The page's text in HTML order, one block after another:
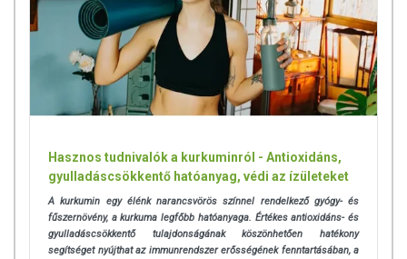
Célszerű ebéd és vacsora után fogyasztani.
A készítmény kúraszerű alkalmazása javallott.
MELLÉKHATÁSOK, ELLENJAVALLAT:
Ne alkalmazza hashajtó készítményekkel együtt, mert hasmenést,
kiszáradást és elektrolit egyensúlyhiányt okozhat.
Hasmenés és terhesség ideje alatt ne alkalmazza a készítményt.
Étrend kiegészítők szedése előtt konzultáljon háziorvosával!
Az étrend kiegészítők szedése nem helyettesíti a kiegyensúlyozott
étrendet!
ÖSSZETÉTEL
Hasznos tudnivalók a kurkuminról - Antioxidáns,
gyulladáscsökkentő hatóanyag, védi az ízületeket
A kurkumin egy élénk narancsvörös színnel rendelkező gyógy- és
fűszernövény, a kurkuma legfőbb hatóanyaga. Értékes antioxidáns- és
gyulladáscsökkentő tulajdonságának köszönhetően hatékony
segítséget nyújthat az immunrendszer erősségének fenntartásában, a